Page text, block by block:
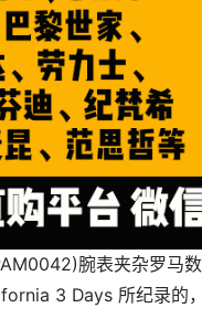
3 Days 所纪录的